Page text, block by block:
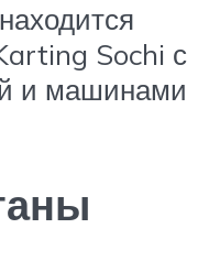
Sochi с
и машинами